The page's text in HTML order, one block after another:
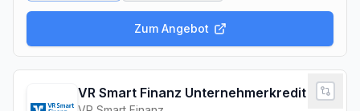
Zum Angebot
VR Smart Finanz Unternehmerkredit